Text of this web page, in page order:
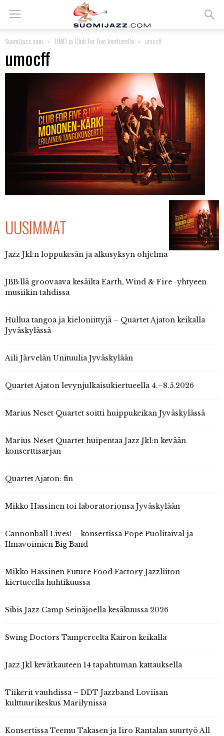
SuomiJazz.com UMO ja Club For Five kiertueella umocff
umocff
UUSIMMAT
Jazz Jkl:n loppukesän ja alkusyksyn ohjelma
JBB:llä groovaava kesäilta Earth, Wind & Fire -yhtyeen
musiikin tahdissa
Hullua tangoa ja kieloniittyjä – Quartet Ajaton keikalla
Jyväskylässä
Aili Järvelän Unituulia Jyväskylään
Quartet Ajaton levynjulkaisukiertueella 4.–8.5.2026
Marius Neset Quartet soitti huippukeikan Jyväskylässä
Marius Neset Quartet huipentaa Jazz Jkl:n kevään
konserttisarjan
Quartet Ajaton: fin
Mikko Hassinen toi laboratorionsa Jyväskylään
Cannonball Lives! – konsertissa Pope Puolitaival ja
Ilmavoimien Big Band
Mikko Hassinen Future Food Factory Jazzliiton
kiertueella huhtikuussa
Sibis Jazz Camp Seinäjoella kesäkuussa 2026
Swing Doctors Tampereelta Kairon keikalla
Jazz Jkl kevätkauteen 14 tapahtuman kattauksella
Tiikerit vauhdissa – DDT Jazzband Loviisan
kulttuurikeskus Marilynissa
Konsertissa Teemu Takasen ja Iiro Rantalan suurtyö All